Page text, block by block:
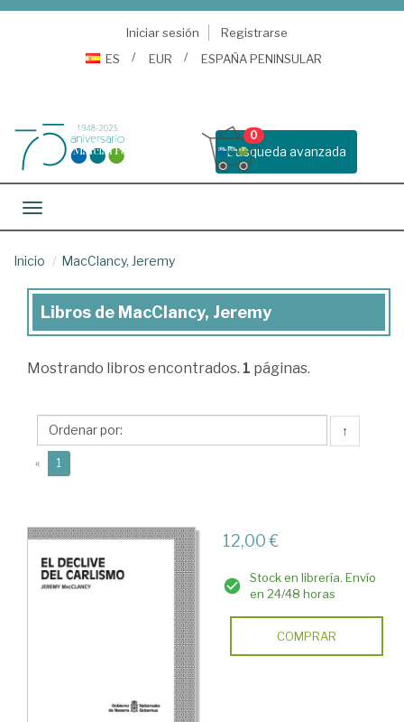
Iniciar sesión
Registrarse
ES
EUR ESPAÑA PENINSULAR
Busqueda avanzada
0
Toggle navigation
Inicio MacClancy, Jeremy
Libros
MacClancy,
Libros de MacClancy, Jeremy
Mostrando libros encontrados. 1 páginas.
↑
« 1
12,00 €
Stock en librería. Envío
en 24/48 horas
COMPRAR